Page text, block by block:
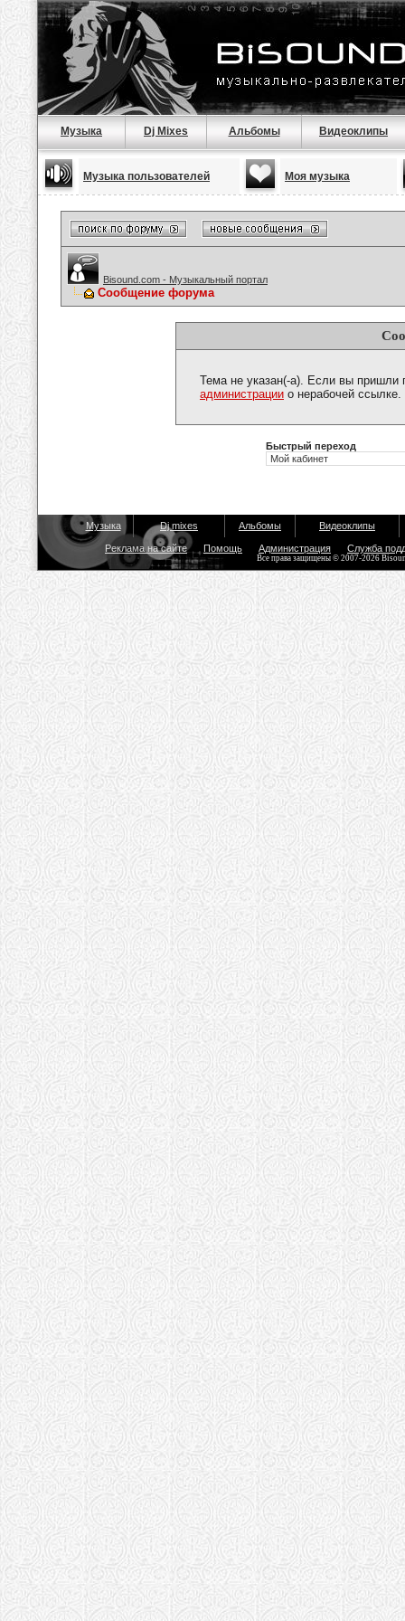
Музыка Dj Mixes Альбомы Видеоклипы
Музыка пользователей Моя музыка
Bisound.com - Музыкальный портал
Сообщение форума
Тема не указан(-а). Если вы пришли
администрации о нерабочей ссылке.
Быстрый переход
Музыка Dj mixes Альбомы Видеоклипы
Реклама на сайте Помощь Администрация Служба
Все права защищены © 2007-2026